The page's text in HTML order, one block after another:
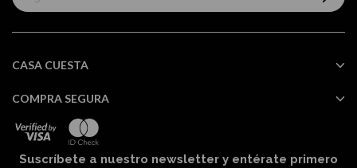
informativo:
CASA CUESTA
COMPRA SEGURA
Suscríbete a nuestro newsletter y entérate primero